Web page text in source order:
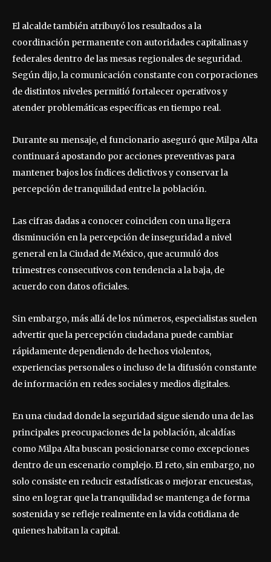
El alcalde también atribuyó los resultados a la
coordinación permanente con autoridades capitalinas y
federales dentro de las mesas regionales de seguridad.
Según dijo, la comunicación constante con corporaciones
de distintos niveles permitió fortalecer operativos y
atender problemáticas específicas en tiempo real.
Durante su mensaje, el funcionario aseguró que Milpa Alta
continuará apostando por acciones preventivas para
mantener bajos los índices delictivos y conservar la
percepción de tranquilidad entre la población.
Las cifras dadas a conocer coinciden con una ligera
disminución en la percepción de inseguridad a nivel
general en la Ciudad de México, que acumuló dos
trimestres consecutivos con tendencia a la baja, de
acuerdo con datos oficiales.
Sin embargo, más allá de los números, especialistas suelen
advertir que la percepción ciudadana puede cambiar
rápidamente dependiendo de hechos violentos,
experiencias personales o incluso de la difusión constante
de información en redes sociales y medios digitales.
En una ciudad donde la seguridad sigue siendo una de las
principales preocupaciones de la población, alcaldías
como Milpa Alta buscan posicionarse como excepciones
dentro de un escenario complejo. El reto, sin embargo, no
solo consiste en reducir estadísticas o mejorar encuestas,
sino en lograr que la tranquilidad se mantenga de forma
sostenida y se refleje realmente en la vida cotidiana de
quienes habitan la capital.